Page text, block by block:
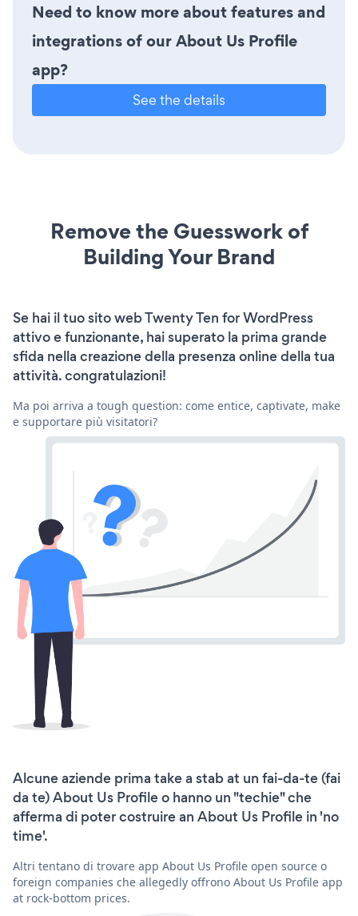
Need to know more about features and
integrations of our About Us Profile
app?
See the details
Remove the Guesswork of
Building Your Brand
Se hai il tuo sito web Twenty Ten for WordPress
attivo e funzionante, hai superato la prima grande
sfida nella creazione della presenza online della tua
attività. congratulazioni!
Ma poi arriva a tough question: come entice, captivate, make
e supportare più visitatori?
Alcune aziende prima take a stab at un fai-da-te (fai
da te) About Us Profile o hanno un "techie" che
afferma di poter costruire an About Us Profile in 'no
time'.
Altri tentano di trovare app About Us Profile open source o
foreign companies che allegedly offrono About Us Profile app
at rock-bottom prices.